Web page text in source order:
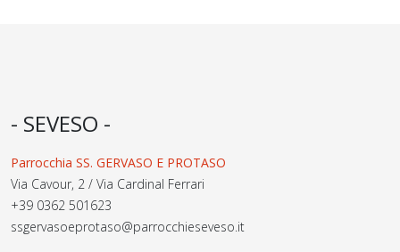
- SEVESO -
Parrocchia SS. GERVASO E PROTASO
Via Cavour, 2 / Via Cardinal Ferrari
+39 0362 501623
ssgervasoeprotaso@parrocchieseveso.it